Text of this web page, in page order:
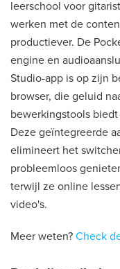
leerschool voor
werken met de
productiever. De
engine en
Studio-app is op zijn
browser, die geluid
bewerkingstools
Deze geïntegreerde
elimineert het
probleemloos
terwijl ze online
video's.
Meer weten? Check